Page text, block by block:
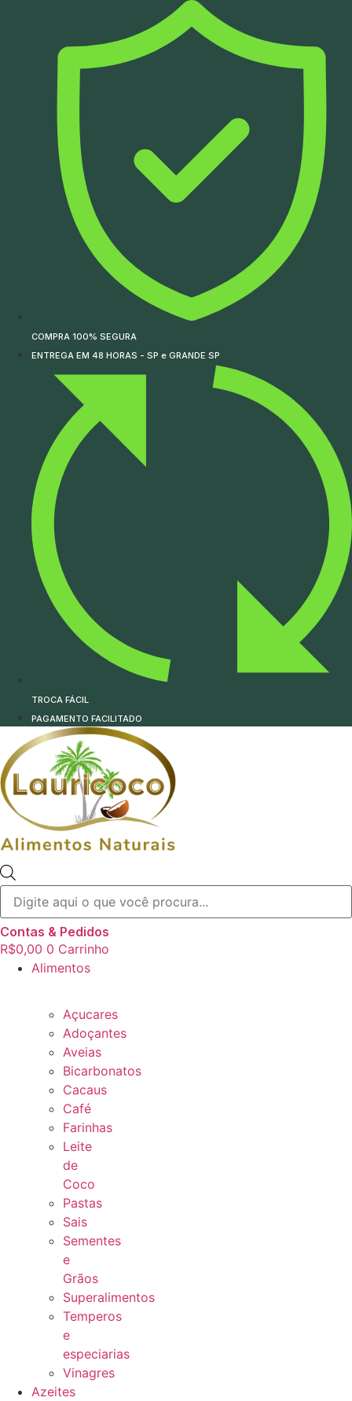
COMPRA 100% SEGURA
ENTREGA EM 48 HORAS - SP e GRANDE SP
TROCA FÁCIL
PAGAMENTO FACILITADO
produtos
Contas & Pedidos
R$0,00 0 Carrinho
Alimentos
Açucares
Adoçantes
Aveias
Bicarbonatos
Cacaus
Café
Farinhas
Leite
de
Coco
Pastas
Sais
Sementes
e
Grãos
Superalimentos
Temperos
e
especiarias
Vinagres
Azeites